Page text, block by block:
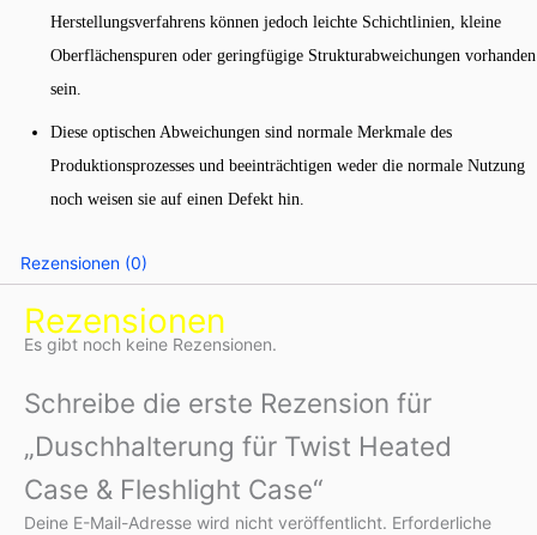
Herstellungsverfahrens können jedoch leichte Schichtlinien, kleine
Oberflächenspuren oder geringfügige Strukturabweichungen vorhanden
sein.
Diese optischen Abweichungen sind normale Merkmale des
Produktionsprozesses und beeinträchtigen weder die normale Nutzung
noch weisen sie auf einen Defekt hin.
Rezensionen (0)
Rezensionen
Es gibt noch keine Rezensionen.
Schreibe die erste Rezension für
„Duschhalterung für Twist Heated
Case & Fleshlight Case“
Deine E-Mail-Adresse wird nicht veröffentlicht. Erforderliche